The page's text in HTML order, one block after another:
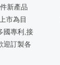
新產品
市為目
國專利,接
迎訂製各